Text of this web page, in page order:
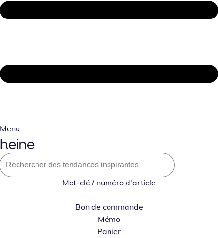
Menu
Mot-clé / numéro d'article
Bon de commande
Mémo
Panier